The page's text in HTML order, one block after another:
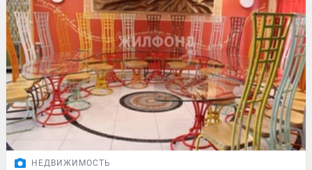
НЕДВИЖИМОСТЬ